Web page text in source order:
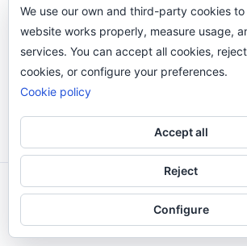
Y si una persona no puede tener
le quiten el teléfono.
Odi O'Malley © 2016-2025. Todos
Reservados.
We use our own and third-party cookies
website works properly, measure usage,
services. You can accept all cookies,
cookies, or configure your preferences.
Cookie policy
Accept all
Reject
Configure